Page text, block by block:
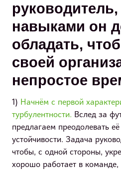
навыками он
обладать,
своей
непростое
1) Начнём с первой
турбулентности. Вслед за
предлагаем преодолевать
устойчивости. Задача
чтобы, с одной стороны,
хорошо работает в команде,